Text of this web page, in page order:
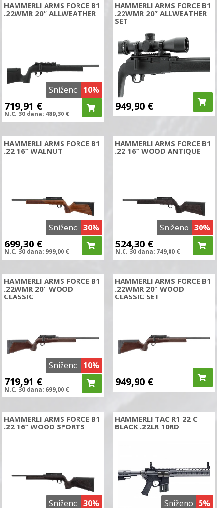
Sniženo 10%
HAMMERLI ARMS FORCE B1
.22WMR 20” ALLWEATHER
719,91 €
N.C. 30 dana: 489,30 €
HAMMERLI ARMS FORCE B1
.22WMR 20” ALLWEATHER
SET
949,90 €
Sniženo 30%
HAMMERLI ARMS FORCE B1
.22 16” WALNUT
699,30 €
N.C. 30 dana: 999,00 €
Sniženo 30%
HAMMERLI ARMS FORCE B1
.22 16” WOOD ANTIQUE
524,30 €
N.C. 30 dana: 749,00 €
Sniženo 10%
HAMMERLI ARMS FORCE B1
.22WMR 20” WOOD
CLASSIC
719,91 €
N.C. 30 dana: 699,00 €
HAMMERLI ARMS FORCE B1
.22WMR 20” WOOD
CLASSIC SET
949,90 €
Sniženo 30%
HAMMERLI ARMS FORCE B1
.22 16” WOOD SPORTS
Sniženo 5%
HAMMERLI TAC R1 22 C
BLACK .22LR 10RD